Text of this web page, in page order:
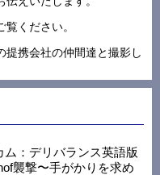
覧ください。
提携会社の仲間達と撮影し
ム：デリバランス英語版
襲撃〜手がかりを求め